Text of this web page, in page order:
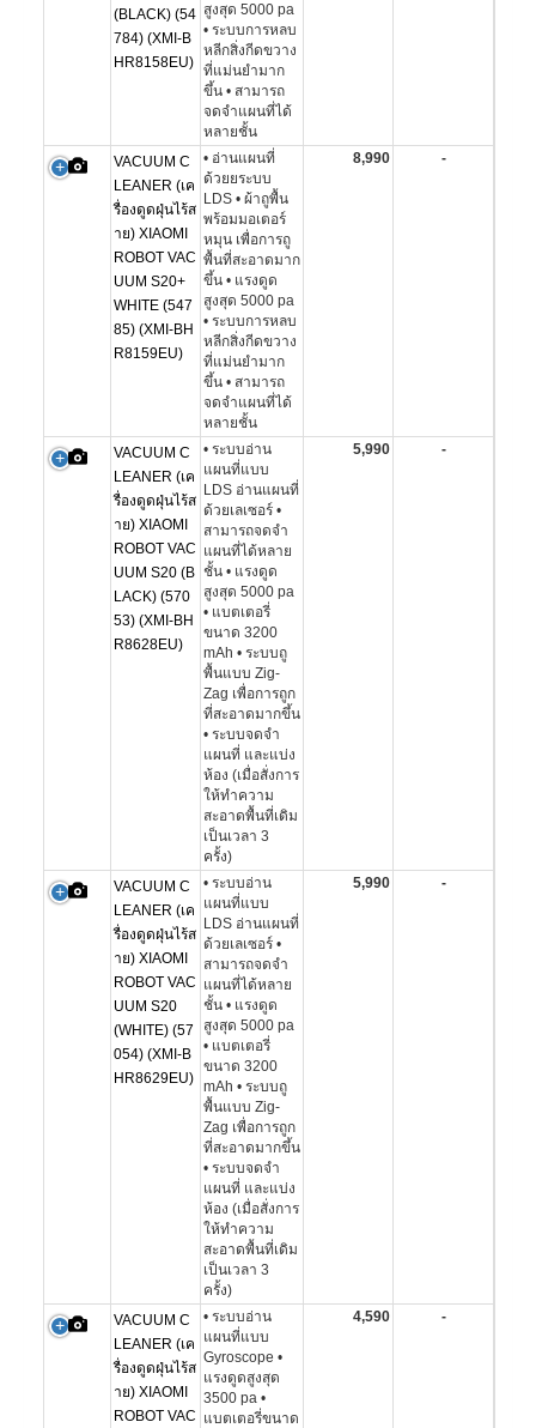
(BLACK) (54
784) (XMI-B
HR8158EU)
สูงสุด 5000 pa
• ระบบการหลบ
หลีกสิ่งกีดขวาง
ที่แม่นยำมาก
ขึ้น • สามารถ
จดจำแผนที่ได้
หลายชั้น
VACUUM C
LEANER (เค
รื่องดูดฝุ่นไร้ส
าย) XIAOMI
ROBOT VAC
UUM S20+
WHITE (547
85) (XMI-BH
R8159EU)
• อ่านแผนที่
ด้วยยระบบ
LDS • ผ้าถูพื้น
พร้อมมอเตอร์
หมุน เพื่อการถู
พื้นที่สะอาดมาก
ขึ้น • แรงดูด
สูงสุด 5000 pa
• ระบบการหลบ
หลีกสิ่งกีดขวาง
ที่แม่นยำมาก
ขึ้น • สามารถ
จดจำแผนที่ได้
หลายชั้น
8,990 -
VACUUM C
LEANER (เค
รื่องดูดฝุ่นไร้ส
าย) XIAOMI
ROBOT VAC
UUM S20 (B
LACK) (570
53) (XMI-BH
R8628EU)
• ระบบอ่าน
แผนที่แบบ
LDS อ่านแผนที่
ด้วยเลเซอร์ •
สามารถจดจำ
แผนที่ได้หลาย
ชั้น • แรงดูด
สูงสุด 5000 pa
• แบตเตอรี่
ขนาด 3200
mAh • ระบบถู
พื้นแบบ Zig-
Zag เพื่อการถูก
ที่สะอาดมากขึ้น
• ระบบจดจำ
แผนที่ และแบ่ง
ห้อง (เมื่อสั่งการ
ให้ทำความ
สะอาดพื้นที่เดิม
เป็นเวลา 3
ครั้ง)
5,990 -
VACUUM C
LEANER (เค
รื่องดูดฝุ่นไร้ส
าย) XIAOMI
ROBOT VAC
UUM S20
(WHITE) (57
054) (XMI-B
HR8629EU)
• ระบบอ่าน
แผนที่แบบ
LDS อ่านแผนที่
ด้วยเลเซอร์ •
สามารถจดจำ
แผนที่ได้หลาย
ชั้น • แรงดูด
สูงสุด 5000 pa
• แบตเตอรี่
ขนาด 3200
mAh • ระบบถู
พื้นแบบ Zig-
Zag เพื่อการถูก
ที่สะอาดมากขึ้น
• ระบบจดจำ
แผนที่ และแบ่ง
ห้อง (เมื่อสั่งการ
ให้ทำความ
สะอาดพื้นที่เดิม
เป็นเวลา 3
ครั้ง)
5,990 -
VACUUM C
LEANER (เค
รื่องดูดฝุ่นไร้ส
าย) XIAOMI
ROBOT VAC
• ระบบอ่าน
แผนที่แบบ
Gyroscope •
แรงดูดสูงสุด
3500 pa •
แบตเตอรี่ขนาด
4,590 -